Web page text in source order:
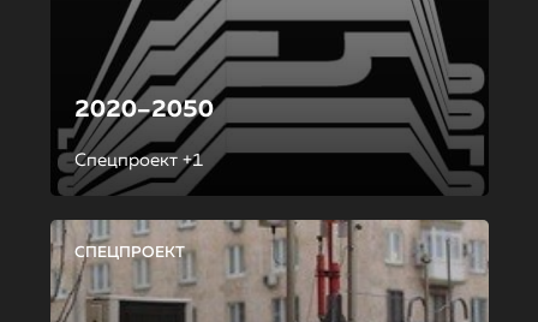
2020–2050
Спецпроект +1
СПЕЦПРОЕКТ